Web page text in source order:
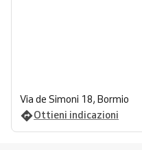
Via de Simoni 18, Bormio
Ottieni indicazioni